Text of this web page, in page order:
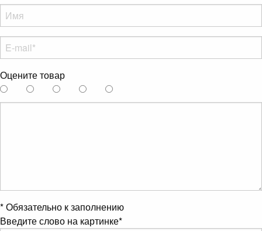
Оцените товар
*Обязательно к заполнению
Введите слово на картинке*